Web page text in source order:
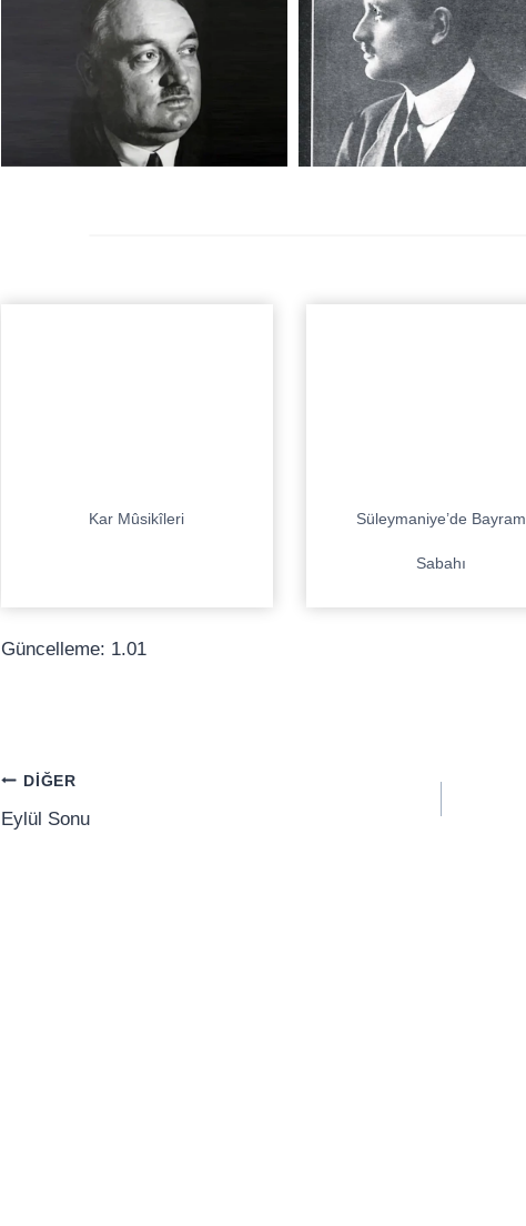
Kar Mûsikîleri Süleymaniye’de Bayram
Sabahı
Güncelleme: 1.01
Yazı
gezinmesi
DIĞER
Eylül Sonu